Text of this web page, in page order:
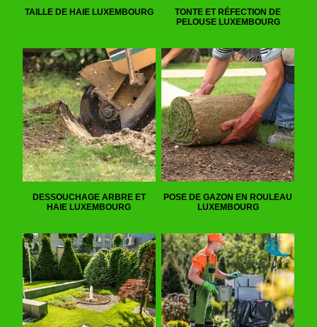
TAILLE DE HAIE LUXEMBOURG
TONTE ET RÉFECTION DE
PELOUSE LUXEMBOURG
DESSOUCHAGE ARBRE ET
HAIE LUXEMBOURG
POSE DE GAZON EN ROULEAU
LUXEMBOURG